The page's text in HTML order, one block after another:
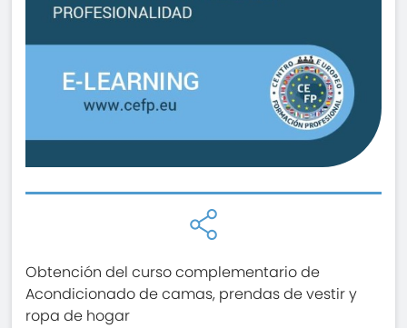
Obtención del curso complementario de
Acondicionado de camas, prendas de vestir y
ropa de hogar